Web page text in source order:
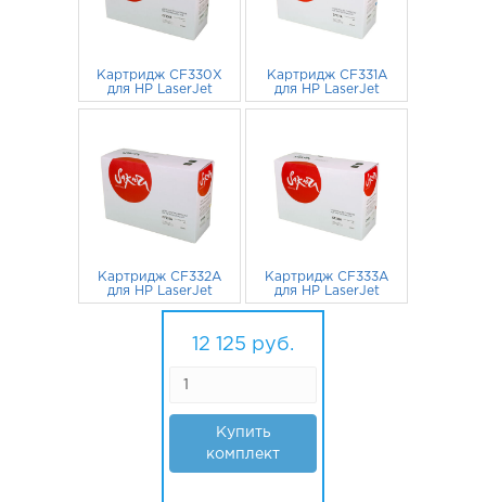
Картридж CF330X
для HP LaserJet
M651N, M651,
Картридж CF331A
для HP LaserJet
M651N, M651,
Картридж CF332A
для HP LaserJet
M651N, M651,
Картридж CF333A
для HP LaserJet
M651N, M651,
12 125 руб.
Купить
комплект